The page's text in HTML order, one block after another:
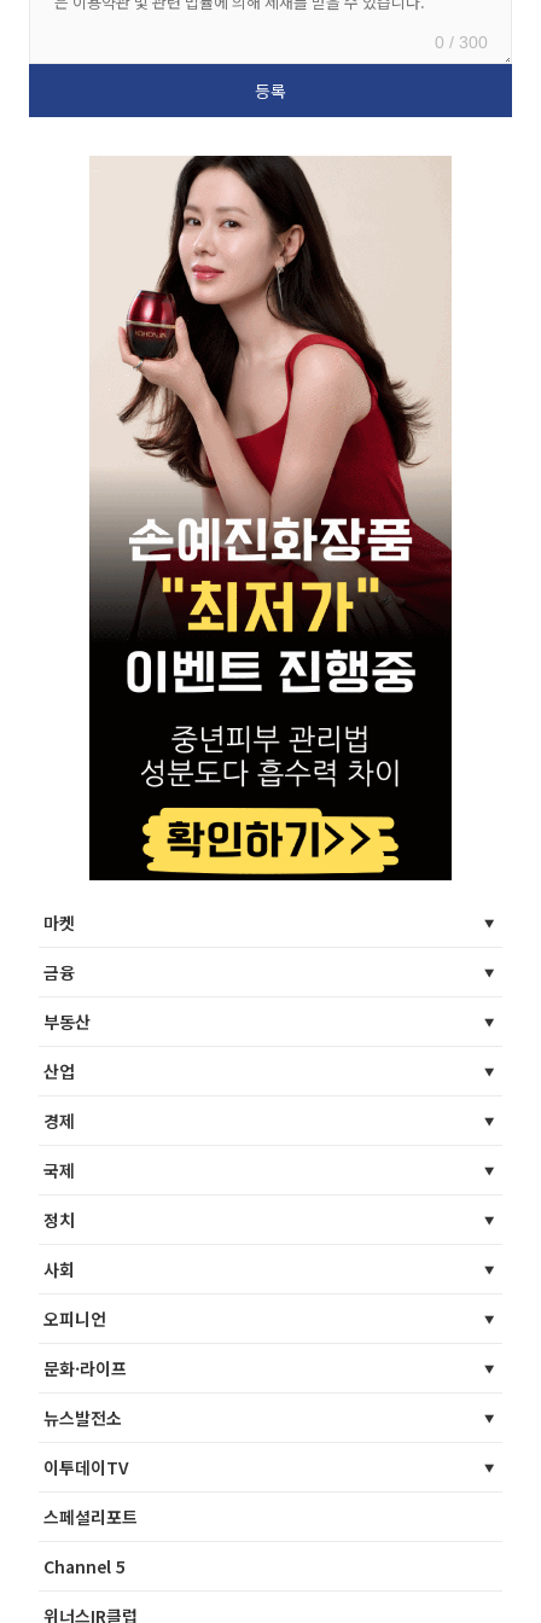
0 / 300
마켓
금융
부동산
산업
경제
국제
정치
사회
오피니언
문화·라이프
뉴스발전소
이투데이TV
스페셜리포트
Channel 5
위너스IR클럽